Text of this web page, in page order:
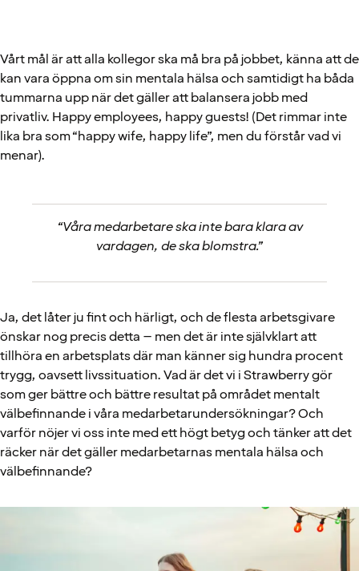
Vårt mål är att alla kollegor ska må bra på jobbet, känna att de
kan vara öppna om sin mentala hälsa och samtidigt ha båda
tummarna upp när det gäller att balansera jobb med
privatliv. Happy employees, happy guests! (Det rimmar inte
lika bra som “happy wife, happy life”, men du förstår vad vi
menar).
“Våra medarbetare ska inte bara klara av
vardagen, de ska blomstra.”
Ja, det låter ju fint och härligt, och de flesta arbetsgivare
önskar nog precis detta – men det är inte självklart att
tillhöra en arbetsplats där man känner sig hundra procent
trygg, oavsett livssituation. Vad är det vi i Strawberry gör
som ger bättre och bättre resultat på området mentalt
välbefinnande i våra medarbetarundersökningar? Och
varför nöjer vi oss inte med ett högt betyg och tänker att det
räcker när det gäller medarbetarnas mentala hälsa och
välbefinnande?